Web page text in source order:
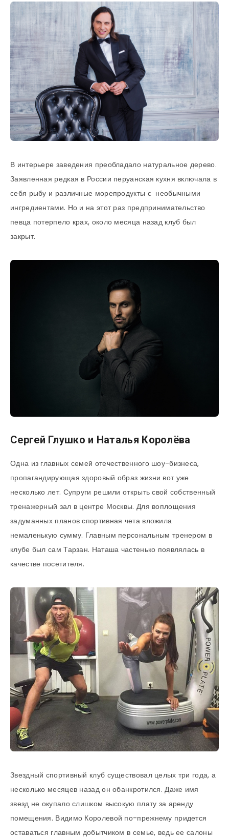
В интерьере заведения преобладало натуральное дерево.
Заявленная редкая в России перуанская кухня включала в
себя рыбу и различные морепродукты с необычными
ингредиентами. Но и на этот раз предпринимательство
певца потерпело крах, около месяца назад клуб был
закрыт.
Сергей Глушко и Наталья Королёва
Одна из главных семей отечественного шоу-бизнеса,
пропагандирующая здоровый образ жизни вот уже
несколько лет. Супруги решили открыть свой собственный
тренажерный зал в центре Москвы. Для воплощения
задуманных планов спортивная чета вложила
немаленькую сумму. Главным персональным тренером в
клубе был сам Тарзан. Наташа частенько появлялась в
качестве посетителя.
Звездный спортивный клуб существовал целых три года, а
несколько месяцев назад он обанкротился. Даже имя
звезд не окупало слишком высокую плату за аренду
помещения. Видимо Королевой по-прежнему придется
оставаться главным добытчиком в семье, ведь ее салоны